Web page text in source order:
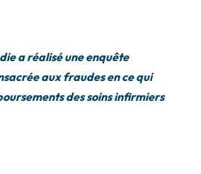
a réalisé une enquête
aux fraudes en ce qui
des soins infirmiers